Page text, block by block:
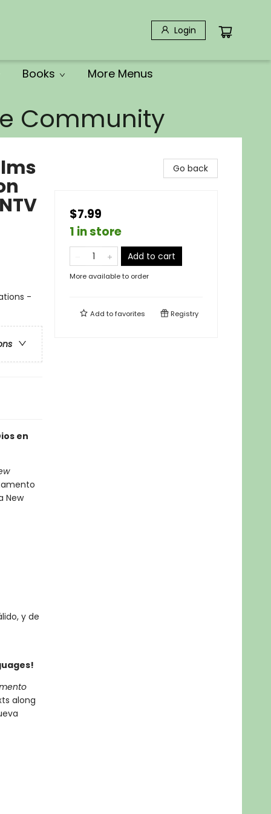
Login
Books More Menus
Community
-
en
New
y de
along
Go back
$7.99
1 in store
Add to cart
More available to order
Add tofavorites Registry